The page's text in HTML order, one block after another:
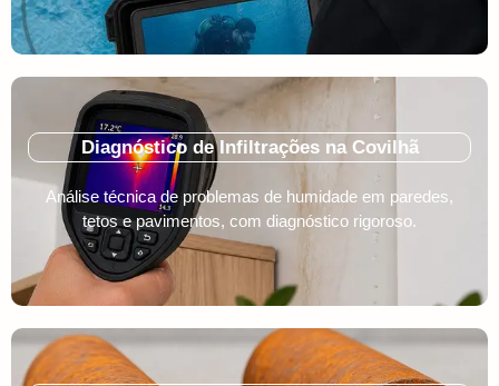
Diagnóstico de Infiltrações na Covilhã
Análise técnica de problemas de humidade em paredes,
tetos e pavimentos, com diagnóstico rigoroso.